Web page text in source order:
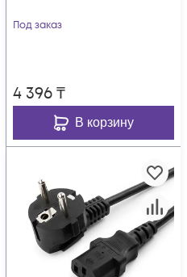
Под заказ
4 396₸
В корзину